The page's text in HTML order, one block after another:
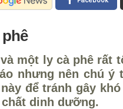
một ly cà phê rất
nhưng nên chú ý
để tránh gây
dinh dưỡng.